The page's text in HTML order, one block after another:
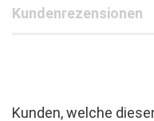
Kundenrezensionen
Kunden, welche